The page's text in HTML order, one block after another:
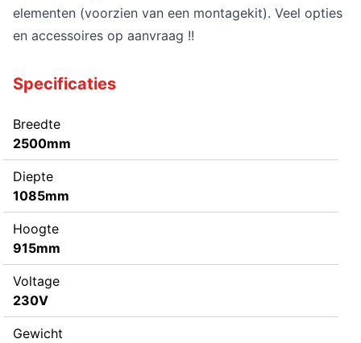
elementen (voorzien van een montagekit). Veel opties
en accessoires op aanvraag !!
Specificaties
Breedte
2500mm
Diepte
1085mm
Hoogte
915mm
Voltage
230V
Gewicht